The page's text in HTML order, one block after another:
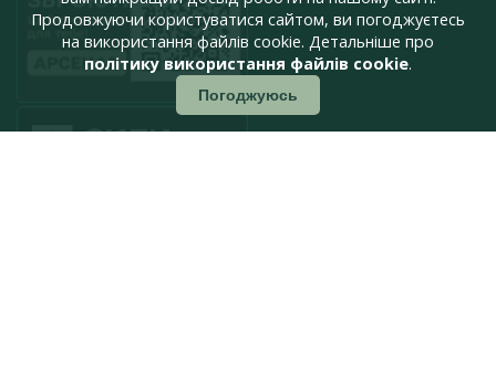
Продовжуючи користуватися сайтом, ви погоджуєтесь
на використання файлів cookie. Детальніше про
політику використання файлів cookie.
Погоджуюсь